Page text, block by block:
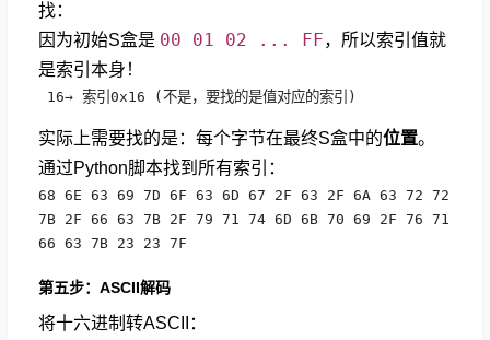
找：
因为初始S盒是 00 01 02 ... FF，所以索引值就
是索引本身！
16→ 索引0x16 (不是，要找的是值对应的索引)
实际上需要找的是：每个字节在最终S盒中的位置。
通过Python脚本找到所有索引：
68 6E 63 69 7D 6F 63 6D 67 2F 63 2F 6A 63 72 72
7B 2F 66 63 7B 2F 79 71 74 6D 6B 70 69 2F 76 71
66 63 7B 23 23 7F
第五步：ASCII解码
将十六进制转ASCII：